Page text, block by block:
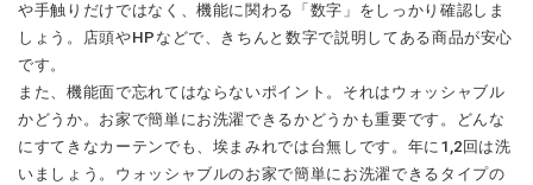
や手触りだけではなく、機能に関わる「数字」をしっかり確認しま
しょう。店頭やHPなどで、きちんと数字で説明してある商品が安心
です。
また、機能面で忘れてはならないポイント。それはウォッシャブル
かどうか。お家で簡単にお洗濯できるかどうかも重要です。どんな
にすてきなカーテンでも、埃まみれでは台無しです。年に1,2回は洗
いましょう。ウォッシャブルのお家で簡単にお洗濯できるタイプの